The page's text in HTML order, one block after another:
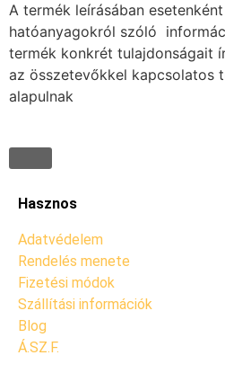
A termék leírásában
hatóanyagokról szóló
termék konkrét tulajdonságait
az összetevőkkel kapcsolatos
alapulnak
Hasznos
Adatvédelem
Rendelés menete
Fizetési módok
Szállítási információk
Blog
Á.SZ.F.